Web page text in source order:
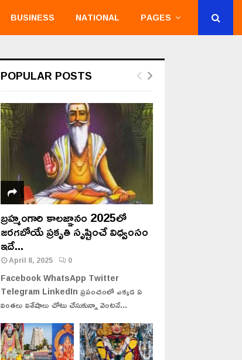
BUSINESS NATIONAL PAGES
POPULAR POSTS
బ్రహ్మంగారి కాలజ్ఞానం 2025లో
జరగబోయే ప్రకృతి సృష్టించే విధ్వంసం
ఇదే...
April 8, 2025 0
Facebook WhatsApp Twitter
Telegram LinkedIn ప్రపంచంలో ఎక్కడ ఏ
వింతలు విశేషాలు చోటు చేసుకున్నా వెంటనే...